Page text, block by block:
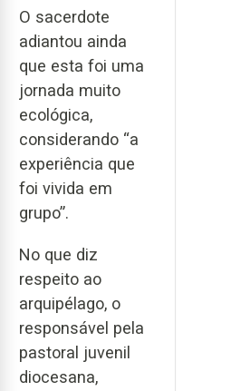
O sacerdote
adiantou ainda
que esta foi uma
jornada muito
ecológica,
considerando “a
experiência que
foi vivida em
grupo”.
No que diz
respeito ao
arquipélago, o
responsável pela
pastoral juvenil
diocesana,